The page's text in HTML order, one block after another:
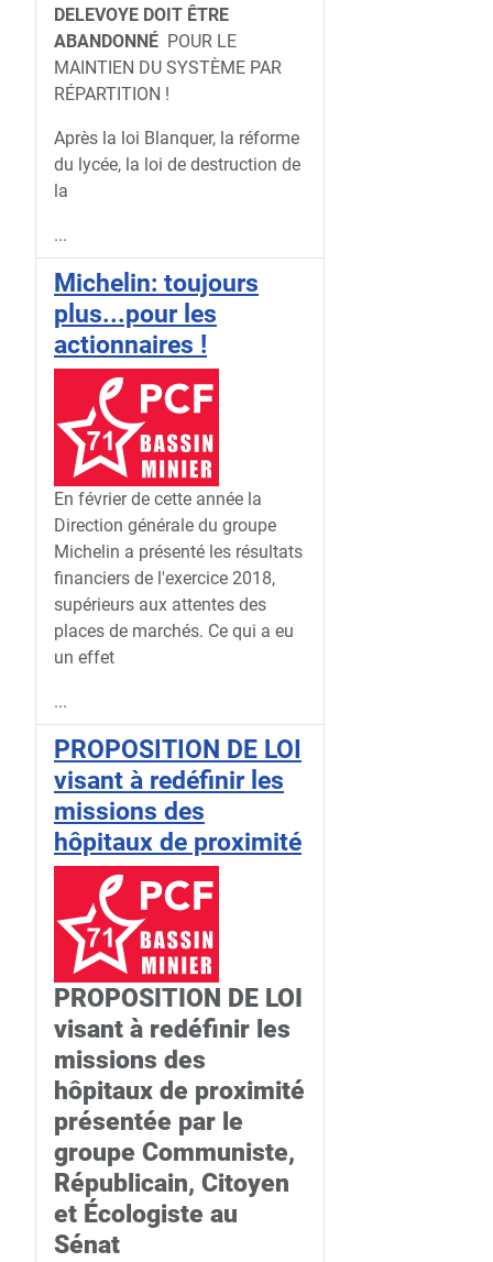
DELEVOYE DOIT ÊTRE
ABANDONNÉ POUR LE
MAINTIEN DU SYSTÈME PAR
RÉPARTITION !
Après la loi Blanquer, la réforme
du lycée, la loi de destruction de
la
...
Michelin: toujours
plus...pour les
actionnaires !
En février de cette année la
Direction générale du groupe
Michelin a présenté les résultats
financiers de l'exercice 2018,
supérieurs aux attentes des
places de marchés. Ce qui a eu
un effet
...
PROPOSITION DE LOI
visant à redéfinir les
missions des
hôpitaux de proximité
PROPOSITION DE LOI
visant à redéfinir les
missions des
hôpitaux de proximité
présentée par le
groupe Communiste,
Républicain, Citoyen
et Écologiste au
Sénat